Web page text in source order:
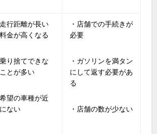
走行距離が長い
金が高くなる
乗り捨てできな
とが多い
希望の車種が近
ない
・店舗での手続きが
必要
・ガソリンを満タン
にして返す必要があ
る
・店舗の数が少ない